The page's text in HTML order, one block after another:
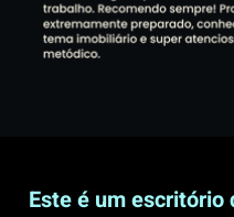
Este é um escritório